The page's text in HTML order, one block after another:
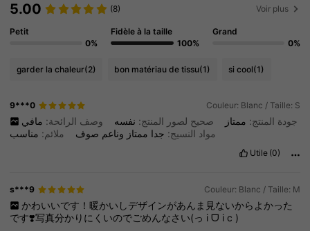
5.00 (8) Voir plus
Petit
0%
Fidèle à la taille
100%
Grand
0%
garder la chaleur(2) bon matériau de tissu(1) si cool(1)
9***0 Couleur: Blanc / Taille: S
جودة المنتج: ممتاز صحيح لصور المنتج: نفسه وصف الرائحة: مافي
مواد النسيج: جدا ممتاز وناعم صوف ملائم: مناسب
Utile (0)
s***9 Couleur: Blanc / Taille: M
かわいいです！暖かいしデザインがあんま見ないからよかった
です❣️写真分かりにくいのでごめんなさい(っ iᗜ ic )